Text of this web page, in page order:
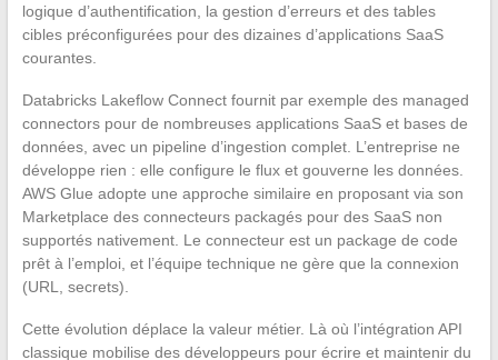
logique d’authentification, la gestion d’erreurs et des tables
cibles préconfigurées pour des dizaines d’applications SaaS
courantes.
Databricks Lakeflow Connect fournit par exemple des managed
connectors pour de nombreuses applications SaaS et bases de
données, avec un pipeline d’ingestion complet. L’entreprise ne
développe rien : elle configure le flux et gouverne les données.
AWS Glue adopte une approche similaire en proposant via son
Marketplace des connecteurs packagés pour des SaaS non
supportés nativement. Le connecteur est un package de code
prêt à l’emploi, et l’équipe technique ne gère que la connexion
(URL, secrets).
Cette évolution déplace la valeur métier. Là où l’intégration API
classique mobilise des développeurs pour écrire et maintenir du